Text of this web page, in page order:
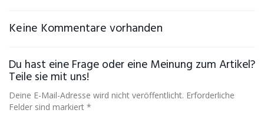
Keine Kommentare vorhanden
Du hast eine Frage oder eine Meinung zum Artikel?
Teile sie mit uns!
Deine E-Mail-Adresse wird nicht veröffentlicht. Erforderliche
Felder sind markiert *